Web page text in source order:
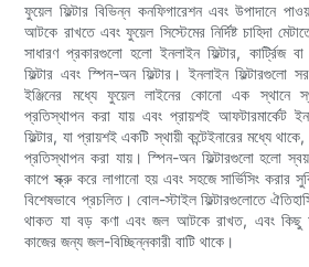
ফুয়েল ফিল্টার বিভিন্ন কনফিগারেশন এবং উপাদানে
আটকে রাখতে এবং ফুয়েল সিস্টেমের নির্দিষ্ট চাহিদা
সাধারণ প্রকারগুলো হলো ইনলাইন ফিল্টার, কার্ট্রিজ বা
ফিল্টার এবং স্পিন-অন ফিল্টার। ইনলাইন ফিল্টারগুলো
ইঞ্জিনের মধ্যে ফুয়েল লাইনের কোনো এক
প্রতিস্থাপন করা যায় এবং প্রায়শই আফটারমার্কেট
ফিল্টার, যা প্রায়শই একটি স্থায়ী কন্টেইনারের মধ্যে থাকে,
প্রতিস্থাপন করা যায়। স্পিন-অন ফিল্টারগুলো হলো
কাপে স্ক্রু করে লাগানো হয় এবং সহজে সার্ভিসিং করার
বিশেষভাবে প্রচলিত। বোল-স্টাইল ফিল্টারগুলোতে
থাকত যা বড় কণা এবং জল আটকে রাখত, এবং কিছু
কাজের জন্য জল-বিচ্ছিন্নকারী বাটি থাকে।